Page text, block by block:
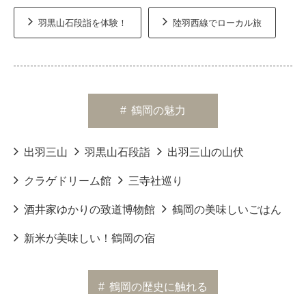
羽黒山石段詣を体験！ 陸羽西線でローカル旅
# 鶴岡の魅力
出羽三山 羽黒山石段詣 出羽三山の山伏
クラゲドリーム館 三寺社巡り
酒井家ゆかりの致道博物館 鶴岡の美味しいごはん
新米が美味しい！鶴岡の宿
# 鶴岡の歴史に触れる